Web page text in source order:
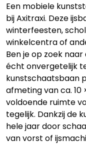
Een mobiele
bij Axitraxi. Deze
winterfeesten,
winkelcentra of
Ben je op zoek
écht onvergetelijk
kunstschaatsbaan
afmeting van ca.
voldoende ruimte
tegelijk. Dankzij de
hele jaar door
van vorst of